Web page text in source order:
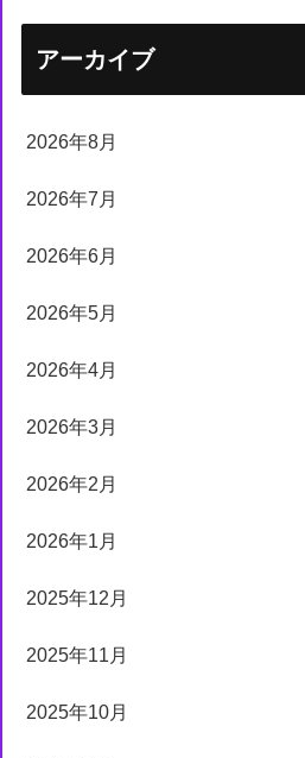
アーカイブ
2026年8月
2026年7月
2026年6月
2026年5月
2026年4月
2026年3月
2026年2月
2026年1月
2025年12月
2025年11月
2025年10月